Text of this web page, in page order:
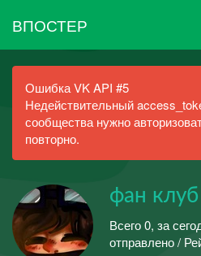
ВПОСТЕР
Ошибка VK API #5
Недействительный
сообщества нужно
повторно.
фан
Всего 0, за
отправлено /